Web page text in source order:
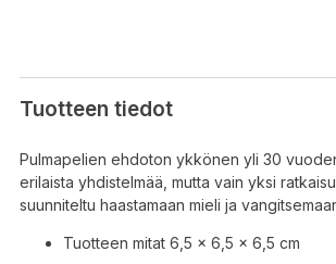
Tuotteen tiedot
Pulmapelien ehdoton ykkönen yli 30
erilaista yhdistelmää, mutta vain yksi
suunniteltu haastamaan mieli ja
Tuotteen mitat 6,5 x 6,5 x 6,5 cm